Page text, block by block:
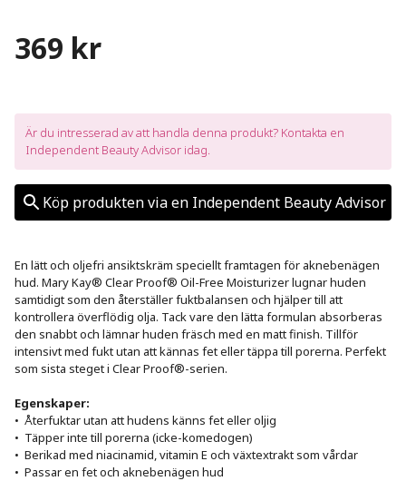
369 kr
Är du intresserad av att handla denna produkt? Kontakta en
Independent Beauty Advisor idag.
Köp produkten via en Independent Beauty Advisor
En lätt och oljefri ansiktskräm speciellt framtagen för aknebenägen
hud. Mary Kay® Clear Proof® Oil-Free Moisturizer lugnar huden
samtidigt som den återställer fuktbalansen och hjälper till att
kontrollera överflödig olja. Tack vare den lätta formulan absorberas
den snabbt och lämnar huden fräsch med en matt finish. Tillför
intensivt med fukt utan att kännas fet eller täppa till porerna. Perfekt
som sista steget i Clear Proof®-serien.
Egenskaper:
•  Återfuktar utan att hudens känns fet eller oljig
•  Täpper inte till porerna (icke-komedogen)
•  Berikad med niacinamid, vitamin E och växtextrakt som vårdar
•  Passar en fet och aknebenägen hud